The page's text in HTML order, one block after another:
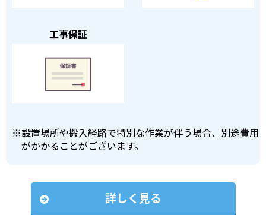
工事保証
※設置場所や搬入経路で特別な作業が伴う場合、別途費用
がかかることがございます。
詳しく見る